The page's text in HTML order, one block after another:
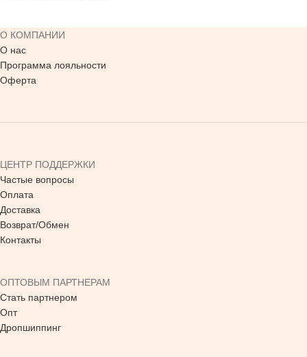
О КОМПАНИИ
О нас
Программа лояльности
Оферта
ЦЕНТР ПОДДЕРЖКИ
Частые вопросы
Оплата
Доставка
Возврат/Обмен
Контакты
ОПТОВЫМ ПАРТНЕРАМ
Стать партнером
Опт
Дропшиппинг